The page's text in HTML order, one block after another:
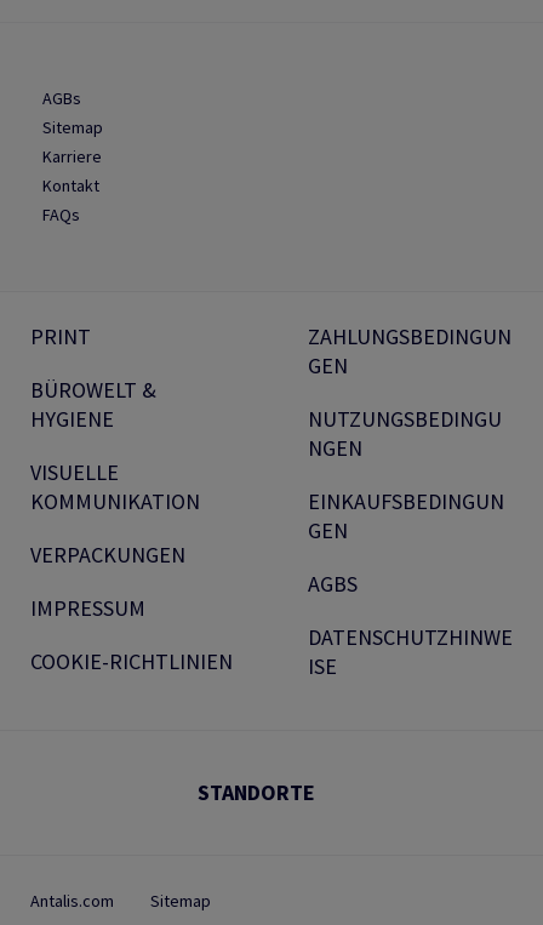
AGBs
Sitemap
Karriere
Kontakt
FAQs
PRINT
BÜROWELT &
HYGIENE
VISUELLE
KOMMUNIKATION
VERPACKUNGEN
IMPRESSUM
COOKIE-RICHTLINIEN
ZAHLUNGSBEDINGUN
GEN
NUTZUNGSBEDINGU
NGEN
EINKAUFSBEDINGUN
GEN
AGBS
DATENSCHUTZHINWE
ISE
STANDORTE
Antalis.com Sitemap